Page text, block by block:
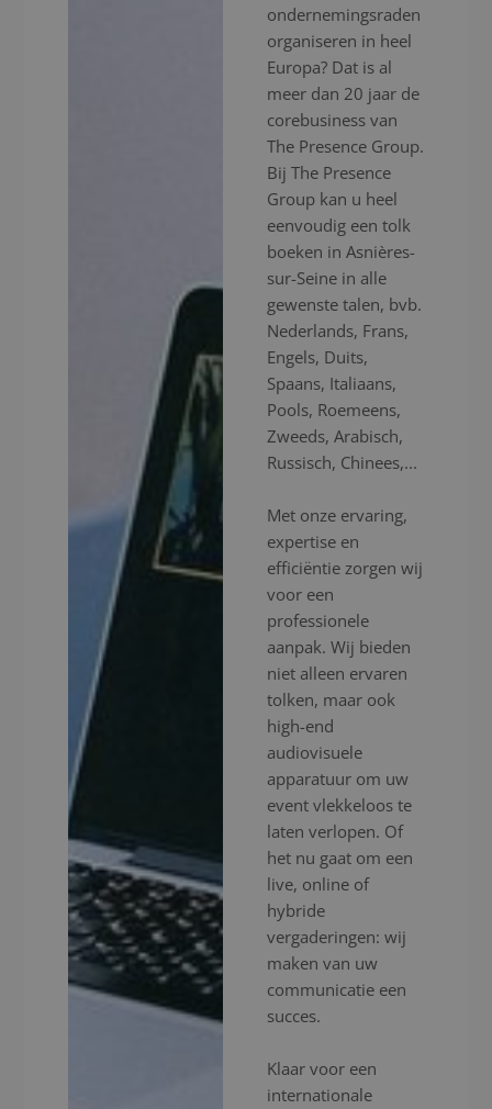
ondernemingsraden
organiseren in heel
Europa? Dat is al
meer dan 20 jaar de
corebusiness van
The Presence Group.
Bij The Presence
Group kan u heel
eenvoudig een tolk
boeken in Asnières-
sur-Seine in alle
gewenste talen, bvb.
Nederlands, Frans,
Engels, Duits,
Spaans, Italiaans,
Pools, Roemeens,
Zweeds, Arabisch,
Russisch, Chinees,...
Met onze ervaring,
expertise en
efficiëntie zorgen wij
voor een
professionele
aanpak. Wij bieden
niet alleen ervaren
tolken, maar ook
high-end
audiovisuele
apparatuur om uw
event vlekkeloos te
laten verlopen. Of
het nu gaat om een
live, online of
hybride
vergaderingen: wij
maken van uw
communicatie een
succes.
Klaar voor een
internationale